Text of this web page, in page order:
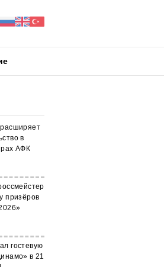
в
АФК
призёров
гостевую
в 21